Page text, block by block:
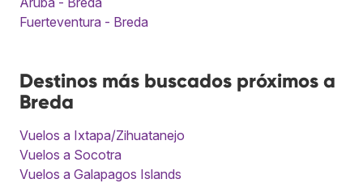
Fuerteventura - Breda
Destinos más buscados próximos a
Breda
Vuelos a Ixtapa/Zihuatanejo
Vuelos a Socotra
Vuelos a Galapagos Islands